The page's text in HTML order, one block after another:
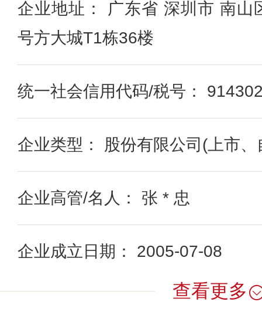
企业地址： 广东省 深圳市 南山
号方大城T1栋36楼
统一社会信用代码/税号：
企业类型： 股份有限公司(上市
企业高管/名人： 张 * 忠
企业成立日期： 2005-07-08
查看更多